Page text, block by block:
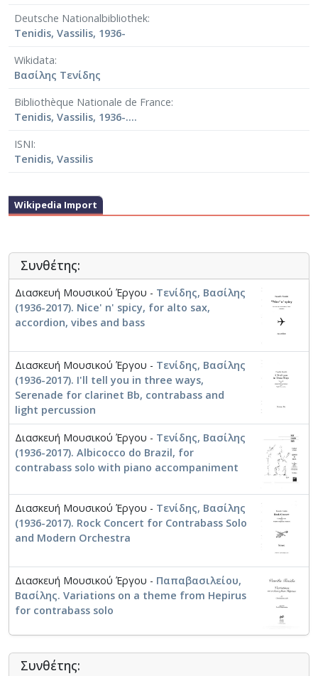
Γ΄ Πρόγραμμα της ΕΤ. Είναι αρχιμουσικός στα
Μουσικά Σύνολα της και τακτικό μέλος της Ένωσης
στην μουσική επεξεργασία και ενορχήστρωση των
έργων: Οι απάχηδες των Αθηνών (1984/85), Θυμήσου
(2009/10). Έχει συνεργαστεί με το ραδιόφωνο και την
τηλεόραση. Απεβίωσε στις 7/2/2017.
Deutsche Nationalbibliothek
Tenidis, Vassilis, 1936-
Wikidata
Βασίλης Τενίδης
Bibliothèque Nationale de France
Tenidis, Vassilis, 1936-....
ISNI
Tenidis, Vassilis
Wikipedia Import
Συνθέτης:
Διασκευή Μουσικού Έργου - Τενίδης, Βασίλης
(1936-2017). Nice' n' spicy, for alto sax,
accordion, vibes and bass
Διασκευή Μουσικού Έργου - Τενίδης, Βασίλης
(1936-2017). I'll tell you in three ways,
Serenade for clarinet Bb, contrabass and
light percussion
Διασκευή Μουσικού Έργου - Τενίδης, Βασίλης
(1936-2017). Albicocco do Brazil, for
contrabass solo with piano accompaniment
Διασκευή Μουσικού Έργου - Τενίδης, Βασίλης
(1936-2017). Rock Concert for Contrabass Solo
and Modern Orchestra
Διασκευή Μουσικού Έργου - Παπαβασιλείου,
Βασίλης. Variations on a theme from Hepirus
for contrabass solo
spicy, for alto sax, accordion, vibes and bass
Συνθέτης: